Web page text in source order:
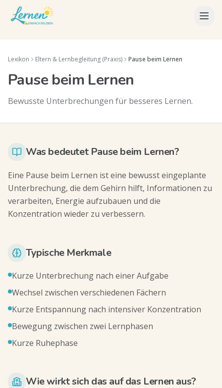
Lexikon Eltern & Lernbegleitung (Praxis) Pause beim Lernen
Pause beim Lernen
Bewusste Unterbrechungen für besseres Lernen.
Was bedeutet Pause beim Lernen?
Eine Pause beim Lernen ist eine bewusst eingeplante
Unterbrechung, die dem Gehirn hilft, Informationen zu
verarbeiten, Energie aufzubauen und die
Konzentration wieder zu verbessern.
Typische Merkmale
Kurze Unterbrechung nach einer Aufgabe
Wechsel zwischen verschiedenen Fächern
Kurze Entspannung nach intensiver Konzentration
Bewegung zwischen zwei Lernphasen
Kurze Ruhephase
Wie wirkt sich das auf das Lernen aus?